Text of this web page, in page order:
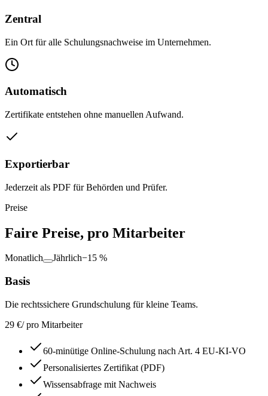
Zentral
Ein Ort für alle Schulungsnachweise im Unternehmen.
Automatisch
Zertifikate entstehen ohne manuellen Aufwand.
Exportierbar
Jederzeit als PDF für Behörden und Prüfer.
Preise
Faire Preise, pro Mitarbeiter
Monatlich Jährlich−15 %
Basis
Die rechtssichere Grundschulung für kleine Teams.
29 €/pro Mitarbeiter
60-minütige Online-Schulung nach Art. 4 EU-KI-VO
Personalisiertes Zertifikat (PDF)
Wissensabfrage mit Nachweis